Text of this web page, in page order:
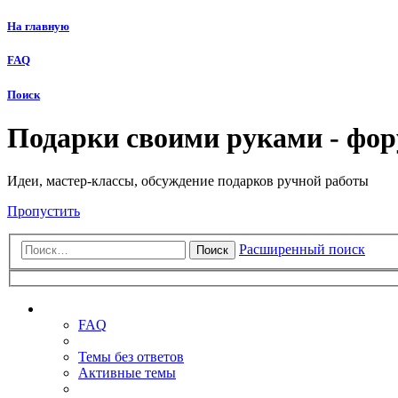
На главную
FAQ
Поиск
Подарки своими руками -
Идеи, мастер-классы, обсуждение подарков ручной работы
Пропустить
Поиск Расширенный поиск
FAQ
Темы без ответов
Активные темы